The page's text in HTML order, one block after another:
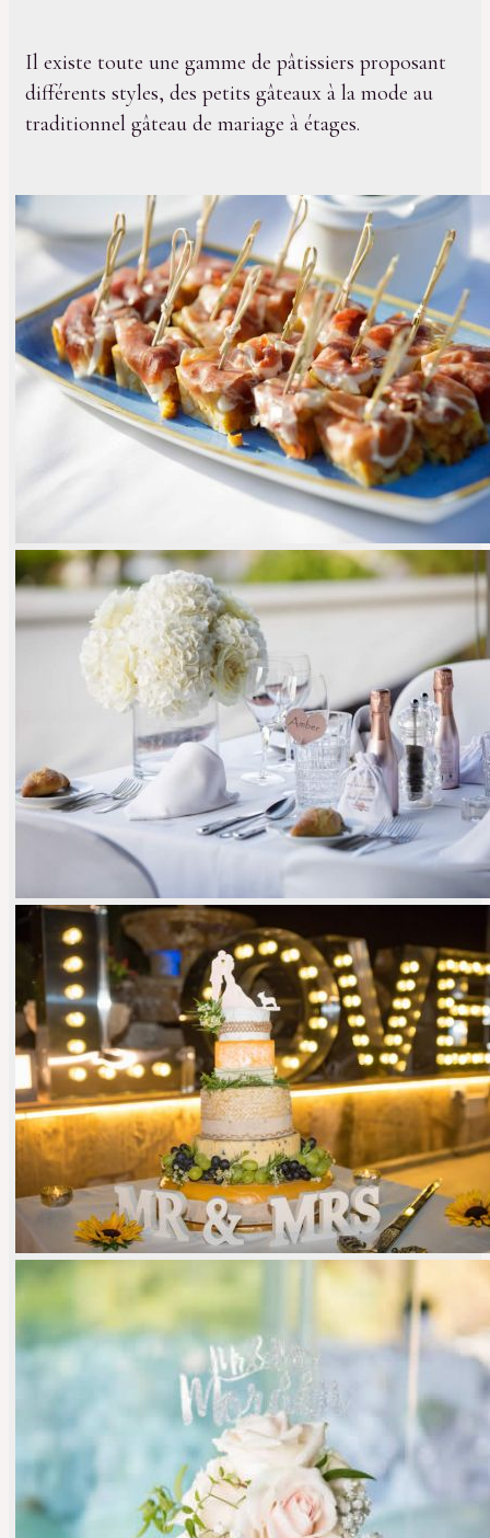
Il existe toute une gamme de pâtissiers proposant
différents styles, des petits gâteaux à la mode au
traditionnel gâteau de mariage à étages.